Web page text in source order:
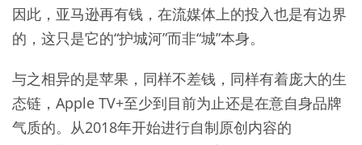
因此，亚马逊再有钱，在流媒体上的投入也是有边界
的，这只是它的“护城河”而非“城”本身。
与之相异的是苹果，同样不差钱，同样有着庞大的生
态链，Apple TV+至少到目前为止还是在意自身品牌
气质的。从2018年开始进行自制原创内容的